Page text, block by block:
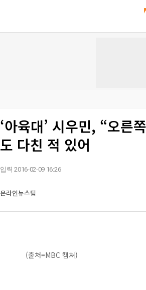
‘아육대’ 시우민, “오른
도 다친 적 있어
입력 2016-02-09 16:26
온라인뉴스팀
(출처=MBC 캡쳐)